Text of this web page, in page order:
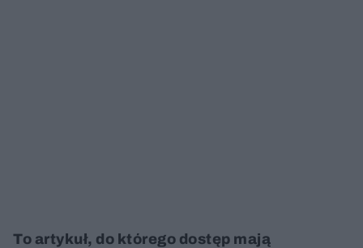
To artykuł, do którego dostęp mają